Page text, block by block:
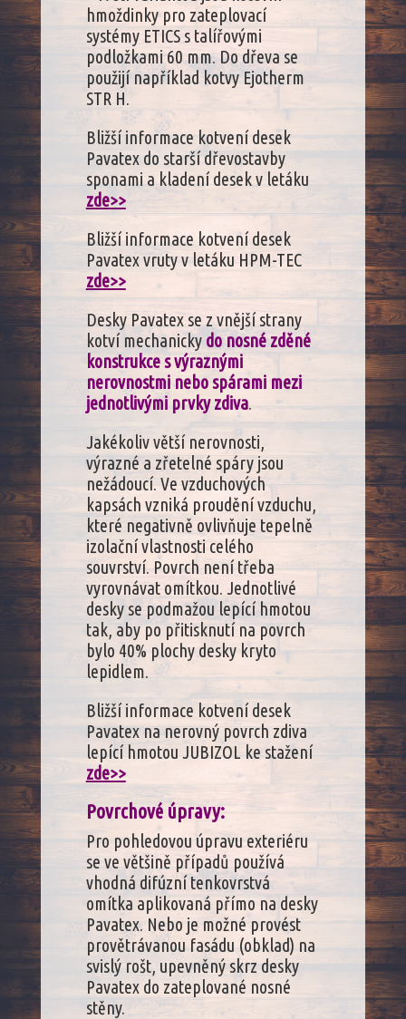
hmoždinky pro zateplovací
systémy ETICS s talířovými
podložkami 60 mm. Do dřeva se
použijí například kotvy Ejotherm
STR H.
Bližší informace kotvení desek
Pavatex do starší dřevostavby
sponami a kladení desek v letáku
zde>>
Bližší informace kotvení desek
Pavatex vruty v letáku HPM-TEC
zde>>
Desky Pavatex se z vnější strany
kotví mechanicky do nosné zděné
konstrukce s výraznými
nerovnostmi nebo spárami mezi
jednotlivými prvky zdiva.
Jakékoliv větší nerovnosti,
výrazné a zřetelné spáry jsou
nežádoucí. Ve vzduchových
kapsách vzniká proudění vzduchu,
které negativně ovlivňuje tepelně
izolační vlastnosti celého
souvrství. Povrch není třeba
vyrovnávat omítkou. Jednotlivé
desky se podmažou lepící hmotou
tak, aby po přitisknutí na povrch
bylo 40% plochy desky kryto
lepidlem.
Bližší informace kotvení desek
Pavatex na nerovný povrch zdiva
lepící hmotou JUBIZOL ke stažení
zde>>
Povrchové úpravy:
Pro pohledovou úpravu exteriéru
se ve většině případů používá
vhodná difúzní tenkovrstvá
omítka aplikovaná přímo na desky
Pavatex. Nebo je možné provést
provětrávanou fasádu (obklad) na
svislý rošt, upevněný skrz desky
Pavatex do zateplované nosné
stěny.